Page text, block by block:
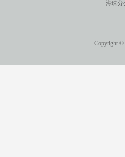
海珠分
Copyright ©